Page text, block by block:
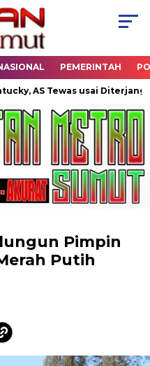
PEMERINTAH
AS Tewas usai Diterjang
Pimpin
Putih